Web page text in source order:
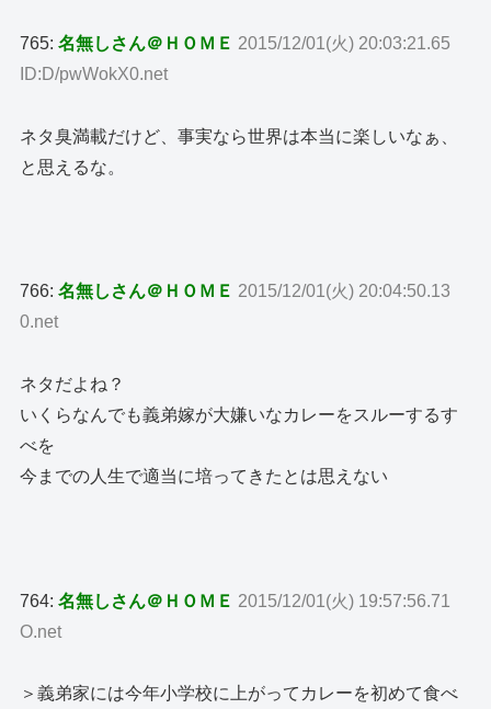
765:名無しさん＠ＨＯＭＥ 2015/12/01(火) 20:03:21.65
ID:D/pwWokX0.net
ネタ臭満載だけど、事実なら世界は本当に楽しいなぁ、
と思えるな。
766:名無しさん＠ＨＯＭＥ 2015/12/01(火) 20:04:50.13
0.net
ネタだよね？
いくらなんでも義弟嫁が大嫌いなカレーをスルーするす
べを
今までの人生で適当に培ってきたとは思えない
764:名無しさん＠ＨＯＭＥ 2015/12/01(火) 19:57:56.71
O.net
＞義弟家には今年小学校に上がってカレーを初めて食べ